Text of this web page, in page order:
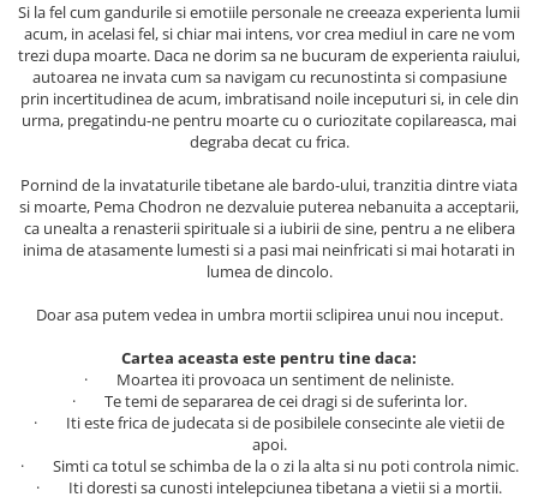
Manuale - Carte Scolara
Clasa a II-a
Clasa a III-a
Clasa a IV-a
Clasa a VI-a
Clasa a VII-a
Clasa a VIII-a
Clasa pregatitoare
Povesti ilustrate
Povesti - Basme - Legende
Realitatea Augmentata
Si la fel cum gandurile si emotiile personale ne creeaza experienta lumii
acum, in acelasi fel, si chiar mai intens, vor crea mediul in care ne vom
trezi dupa moarte. Daca ne dorim sa ne bucuram de experienta raiului,
autoarea ne invata cum sa navigam cu recunostinta si compasiune
prin incertitudinea de acum, imbratisand noile inceputuri si, in cele din
urma, pregatindu-ne pentru moarte cu o curiozitate copilareasca, mai
degraba decat cu frica.
Pornind de la invataturile tibetane ale bardo-ului, tranzitia dintre viata
si moarte, Pema Chodron ne dezvaluie puterea nebanuita a acceptarii,
ca unealta a renasterii spirituale si a iubirii de sine, pentru a ne elibera
inima de atasamente lumesti si a pasi mai neinfricati si mai hotarati in
lumea de dincolo.
Doar asa putem vedea in umbra mortii sclipirea unui nou inceput.
Cartea aceasta este pentru tine daca:
· Moartea iti provoaca un sentiment de neliniste.
· Te temi de separarea de cei dragi si de suferinta lor.
· Iti este frica de judecata si de posibilele consecinte ale vietii de
apoi.
· Simti ca totul se schimba de la o zi la alta si nu poti controla nimic.
· Iti doresti sa cunosti intelepciunea tibetana a vietii si a mortii.